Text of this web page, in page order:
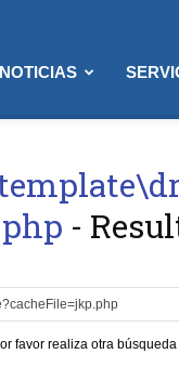
NOTICIAS
-
favor realiza otra búsqueda